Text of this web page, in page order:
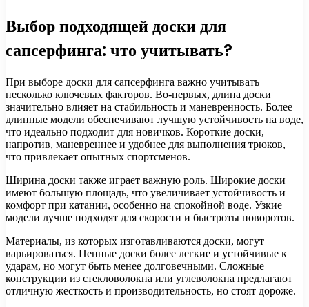
Выбор подходящей доски для
сапсерфинга: что учитывать?
При выборе доски для сапсерфинга важно учитывать
несколько ключевых факторов. Во-первых, длина доски
значительно влияет на стабильность и маневренность. Более
длинные модели обеспечивают лучшую устойчивость на воде,
что идеально подходит для новичков. Короткие доски,
напротив, маневреннее и удобнее для выполнения трюков,
что привлекает опытных спортсменов.
Ширина доски также играет важную роль. Широкие доски
имеют большую площадь, что увеличивает устойчивость и
комфорт при катании, особенно на спокойной воде. Узкие
модели лучше подходят для скорости и быстроты поворотов.
Материалы, из которых изготавливаются доски, могут
варьироваться. Пенные доски более легкие и устойчивые к
ударам, но могут быть менее долговечными. Сложные
конструкции из стекловолокна или углеволокна предлагают
отличную жесткость и производительность, но стоят дороже.